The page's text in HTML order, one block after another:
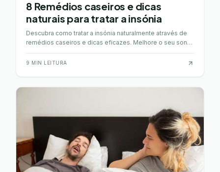
8 Remédios caseiros e dicas
naturais para tratar a insónia
Descubra como tratar a insónia naturalmente através de
remédios caseiros e dicas eficazes. Melhore o seu sono
com chás, relaxamento e hábitos saudáveis.
9 MIN LEITURA